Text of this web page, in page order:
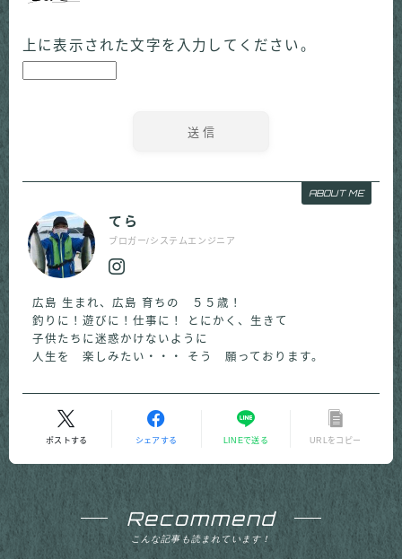
上に表示された文字を入力してください。
ABOUT ME
てら
ブロガー/システムエンジニア
広島 生まれ、広島 育ちの ５５歳！
釣りに！遊びに！仕事に！ とにかく、生きて
子供たちに迷惑かけないように
人生を 楽しみたい・・・ そう 願っております。
ポストする シェアする LINEで送る URLをコピー
Recommend
こんな記事も読まれています！